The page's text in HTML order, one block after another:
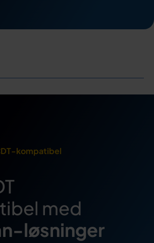
kompatibel
med
løsninger